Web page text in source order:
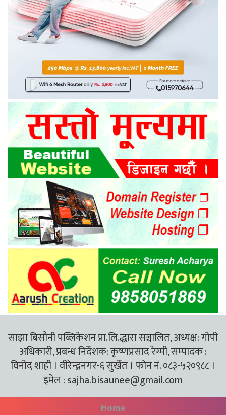
साझा बिसौनी पब्लिकेशन प्रा.लि.द्धारा सञ्चालित, अध्यक्ष: गोपी
अधिकारी, प्रबन्ध निर्देशक: कृष्णप्रसाद रेग्मी, सम्पादक :
विनोद शाही । वीरेन्द्रनगर-६ सुर्खेत । फोन नं. ०८३-५२०९८८ ।
इमेल :sajha.bisaunee@gmail.com
Home